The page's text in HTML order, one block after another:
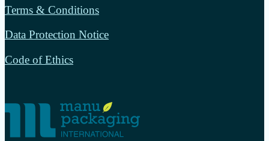
Terms & Conditions
Data Protection Notice
Code of Ethics